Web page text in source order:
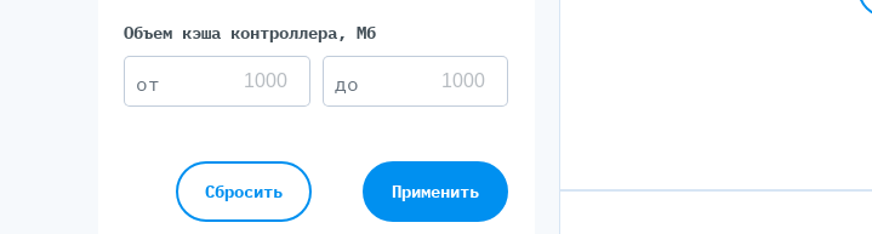
Объем кэша контроллера, Мб
Сбросить Применить